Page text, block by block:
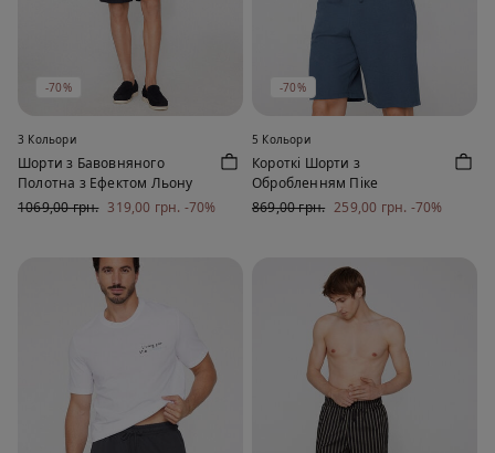
-70%
3 Кольори
Шорти з Бавовняного
Полотна з Ефектом Льону
1069,00 грн. 319,00 грн. -70%
-70%
5 Кольори
Короткі Шорти з
Обробленням Піке
869,00 грн. 259,00 грн. -70%